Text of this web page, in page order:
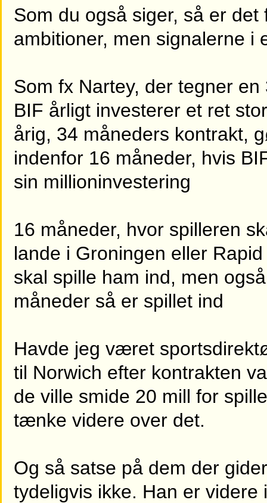
Som du også siger, så er
ambitioner, men signalerne i
Som fx Nartey, der tegner
BIF årligt investerer et ret
årig, 34 måneders kontrakt,
indenfor 16 måneder, hvis
sin millioninvestering
16 måneder, hvor spilleren
lande i Groningen eller
skal spille ham ind, men
måneder så er spillet ind
Havde jeg været
til Norwich efter kontrakten
de ville smide 20 mill for
tænke videre over det.
Og så satse på dem der
tydeligvis ikke. Han er